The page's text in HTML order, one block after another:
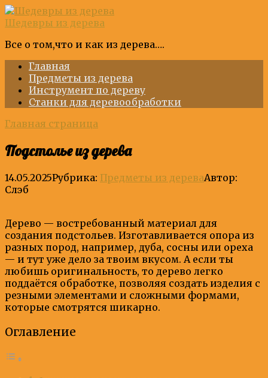
Перейти
к
Шедевры из дерева
Все о том,что и как из дерева….
Главная
Предметы из дерева
Инструмент по дереву
Станки для деревообработки
Главная страница
Подстолье из дерева
14.05.2025Рубрика: Предметы из дереваАвтор:
Слэб
Дерево — востребованный материал для
создания подстольев. Изготавливается опора из
разных пород, например, дуба, сосны или ореха
— и тут уже дело за твоим вкусом. А если ты
любишь оригинальность, то дерево легко
поддаётся обработке, позволяя создать изделия с
резными элементами и сложными формами,
которые смотрятся шикарно.
Оглавление